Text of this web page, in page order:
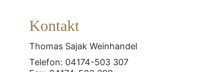
Kontakt
Thomas Sajak Weinhandel
Telefon: 04174-503 307